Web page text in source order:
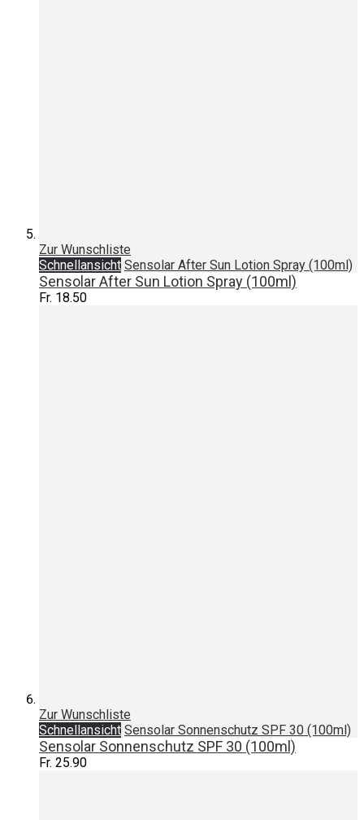
Zur Wunschliste
Schnellansicht Sensolar After Sun Lotion Spray (100ml)
Sensolar After Sun Lotion Spray (100ml)
Fr. 18.50
Zur Wunschliste
Schnellansicht Sensolar Sonnenschutz SPF 30 (100ml)
Sensolar Sonnenschutz SPF 30 (100ml)
Fr. 25.90